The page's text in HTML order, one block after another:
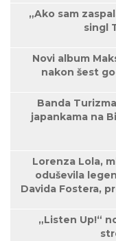
„Ako sam
singl
Novi album
nakon šest
Banda
japankama na
Lorenza Lola,
oduševila
Davida Fostera,
„Listen Up!“